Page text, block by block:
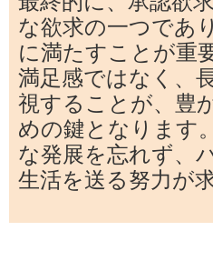
な欲求の一つであ
に満たすことが重
満足感ではなく、
視することが、豊
めの鍵となります
な発展を忘れず、
生活を送る努力が